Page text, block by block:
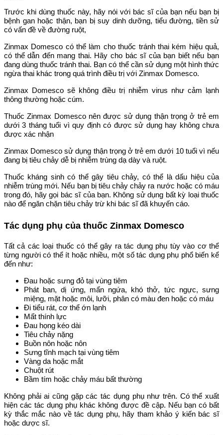
Trước khi dùng thuốc này, hãy nói với bác sĩ của bạn nếu bạn bị
bệnh gan hoặc thận, bạn bị suy dinh dưỡng, tiểu đường, tiền sử
có vấn đề về đường ruột,
Zinmax Domesco có thể làm cho thuốc tránh thai kém hiệu quả,
có thể dẫn đến mang thai. Hãy cho bác sĩ của bạn biết nếu bạn
đang dùng thuốc tránh thai. Bạn có thể cần sử dụng một hình thức
ngừa thai khác trong quá trình điều trị với Zinmax Domesco.
Zinmax Domesco sẽ không điều trị nhiễm virus như cảm lạnh
thông thường hoặc cúm.
Thuốc Zinmax Domesco nên được sử dụng thận trọng ở trẻ em
dưới 3 tháng tuổi vì quy định có được sử dụng hay không chưa
được xác nhận
Zinmax Domesco sử dụng thận trọng ở trẻ em dưới 10 tuổi vì nếu
đang bị tiêu chảy dễ bị nhiễm trùng dạ dày và ruột.
Thuốc kháng sinh có thể gây tiêu chảy, có thể là dấu hiệu của
nhiễm trùng mới. Nếu bạn bị tiêu chảy chảy ra nước hoặc có máu
trong đó, hãy gọi bác sĩ của bạn. Không sử dụng bất kỳ loại thuốc
nào để ngăn chặn tiêu chảy trừ khi bác sĩ đã khuyến cáo.
Tác dụng phụ của thuốc Zinmax Domesco
Tất cả các loại thuốc có thể gây ra tác dụng phụ tùy vào cơ thể
từng người có thể ít hoặc nhiều, một số tác dụng phụ phổ biến kể
đến như:
Đau hoặc sưng đỏ tại vùng tiêm
Phát ban, dị ứng, mẩn ngứa, khó thở, tức ngực, sưng
miệng, mặt hoặc môi, lưỡi, phân có màu đen hoặc có máu
Đi tiểu rát, cơ thể ớn lạnh
Mất thính lực
Đau họng kéo dài
Tiêu chảy nặng
Buồn nôn hoặc nôn
Sưng tĩnh mạch tại vùng tiêm
Vàng da hoặc mắt
Chuột rút
Bầm tím hoặc chảy máu bất thường
Không phải ai cũng gặp các tác dụng phụ như trên. Có thể xuất
hiện các tác dụng phụ khác không được đề cập. Nếu bạn có bất
kỳ thắc mắc nào về tác dụng phụ, hãy tham khảo ý kiến bác sĩ
hoặc dược sĩ.